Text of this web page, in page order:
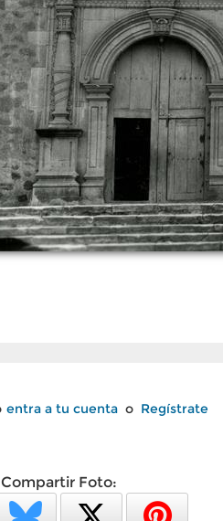
entra a tu cuenta o Regístrate
Compartir Foto: